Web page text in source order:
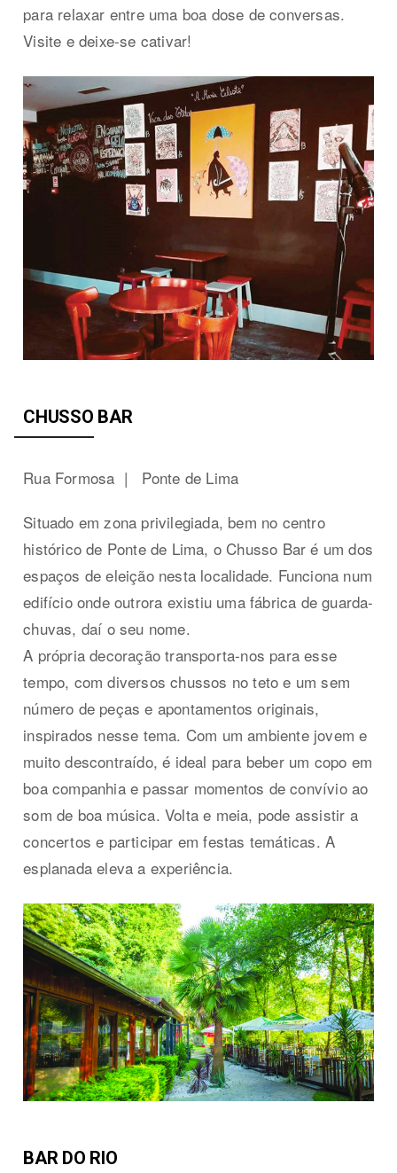
para relaxar entre uma boa dose de conversas.
Visite e deixe-se cativar!
CHUSSO BAR
Rua Formosa |
Ponte de Lima
Situado em zona privilegiada, bem no centro
histórico de Ponte de Lima, o Chusso Bar é um dos
espaços de eleição nesta localidade. Funciona num
edifício onde outrora existiu uma fábrica de guarda-
chuvas, daí o seu nome.
A própria decoração transporta-nos para esse
tempo, com diversos chussos no teto e um sem
número de peças e apontamentos originais,
inspirados nesse tema. Com um ambiente jovem e
muito descontraído, é ideal para beber um copo em
boa companhia e passar momentos de convívio ao
som de boa música. Volta e meia, pode assistir a
concertos e participar em festas temáticas. A
esplanada eleva a experiência.
BAR DO RIO